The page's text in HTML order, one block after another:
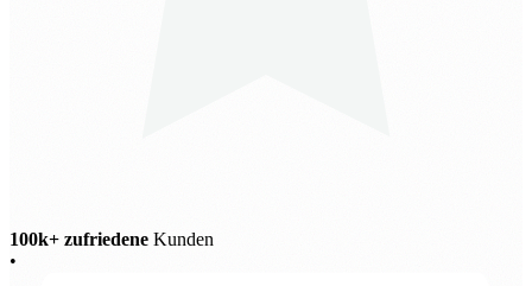
100k+ zufriedene Kunden
•